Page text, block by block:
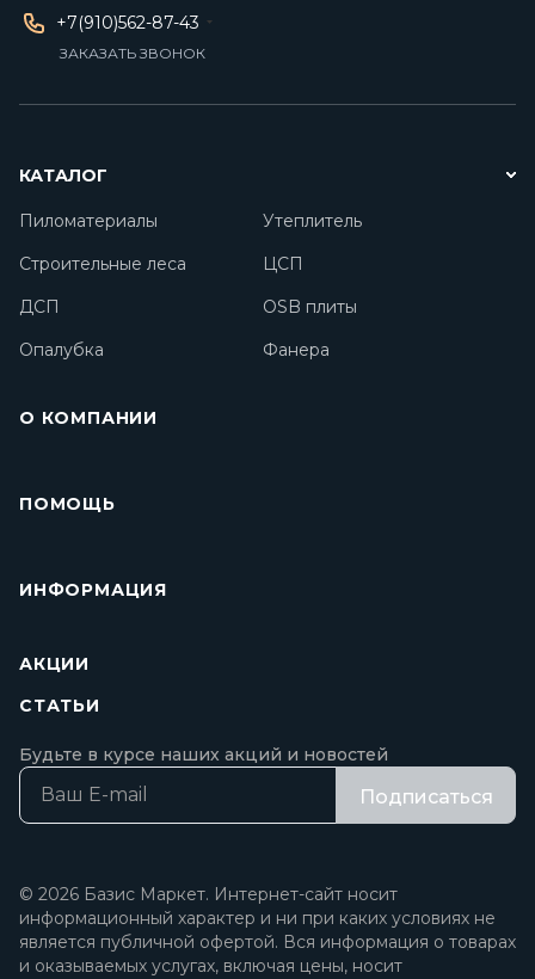
+7(910)562-87-43
ЗАКАЗАТЬ ЗВОНОК
КАТАЛОГ
Пиломатериалы
Утеплитель
Строительные леса
ЦСП
ДСП
OSB плиты
Опалубка
Фанера
О КОМПАНИИ
ПОМОЩЬ
ИНФОРМАЦИЯ
АКЦИИ
СТАТЬИ
Будьте в курсе наших акций и новостей
Подписаться
© 2026 Базис Маркет. Интернет-сайт носит
информационный характер и ни при каких условиях не
является публичной офертой. Вся информация о товарах
и оказываемых услугах, включая цены, носит